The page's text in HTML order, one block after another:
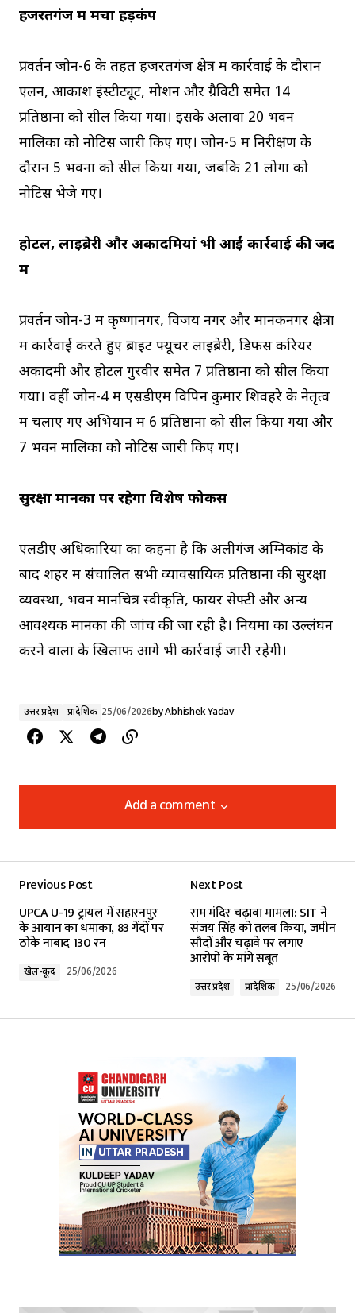
हजरतगंज में मचा हड़कंप
प्रवर्तन जोन-6 के तहत हजरतगंज क्षेत्र में कार्रवाई के दौरान
एलन, आकाश इंस्टीट्यूट, मोशन और ग्रैविटी समेत 14
प्रतिष्ठानों को सील किया गया। इसके अलावा 20 भवन
मालिकों को नोटिस जारी किए गए। जोन-5 में निरीक्षण के
दौरान 5 भवनों को सील किया गया, जबकि 21 लोगों को
नोटिस भेजे गए।
होटल, लाइब्रेरी और अकादमियां भी आईं कार्रवाई की जद
में
प्रवर्तन जोन-3 में कृष्णानगर, विजय नगर और मानकनगर क्षेत्रों
में कार्रवाई करते हुए ब्राइट फ्यूचर लाइब्रेरी, डिफेंस करियर
अकादमी और होटल गुरवीर समेत 7 प्रतिष्ठानों को सील किया
गया। वहीं जोन-4 में एसडीएम विपिन कुमार शिवहरे के नेतृत्व
में चलाए गए अभियान में 6 प्रतिष्ठानों को सील किया गया और
7 भवन मालिकों को नोटिस जारी किए गए।
सुरक्षा मानकों पर रहेगा विशेष फोकस
एलडीए अधिकारियों का कहना है कि अलीगंज अग्निकांड के
बाद शहर में संचालित सभी व्यावसायिक प्रतिष्ठानों की सुरक्षा
व्यवस्था, भवन मानचित्र स्वीकृति, फायर सेफ्टी और अन्य
आवश्यक मानकों की जांच की जा रही है। नियमों का उल्लंघन
करने वालों के खिलाफ आगे भी कार्रवाई जारी रहेगी।
उत्तर प्रदेश प्रादेशिक 25/06/2026byAbhishek Yadav
Add a comment
Add a comment
Required fields are marked*
Your E-mail*
Submit Comment
Previous Post
UPCA U-19 ट्रायल में सहारनपुर
के आयान का धमाका, 83 गेंदों पर
ठोके नाबाद 130 रन
खेल-कूद 25/06/2026
Next Post
राम मंदिर चढ़ावा मामला: SIT ने
संजय सिंह को तलब किया, जमीन
सौदों और चढ़ावे पर लगाए
आरोपों के मांगे सबूत
उत्तर प्रदेश प्रादेशिक 25/06/2026